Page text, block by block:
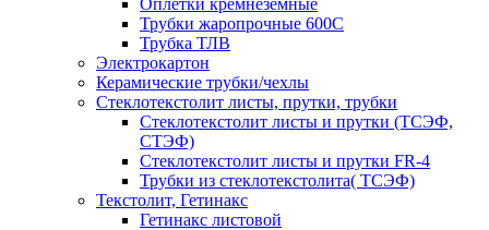
Оплетки кремнеземные
Трубки жаропрочные 600С
Трубка ТЛВ
Электрокартон
Керамические трубки/чехлы
Cтеклотекстолит листы, прутки, трубки
Стеклотекстолит листы и прутки (ТСЭФ,
СТЭФ)
Стеклотекстолит листы и прутки FR-4
Трубки из стеклотекстолита( ТСЭФ)
Текстолит, Гетинакс
Гетинакс листовой